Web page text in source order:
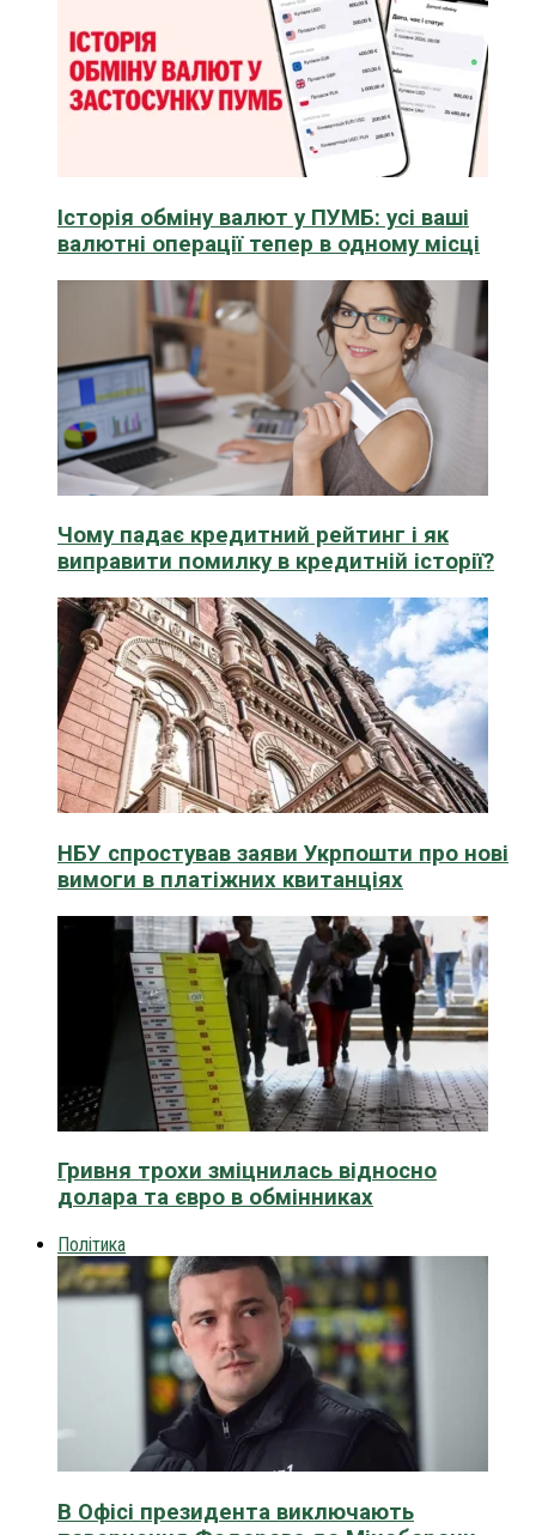
Історія обміну валют у ПУМБ: усі ваші
валютні операції тепер в одному місці
Чому падає кредитний рейтинг і як
виправити помилку в кредитній історії?
НБУ спростував заяви Укрпошти про нові
вимоги в платіжних квитанціях
Гривня трохи зміцнилась відносно
долара та євро в обмінниках
Політика
В Офісі президента виключають